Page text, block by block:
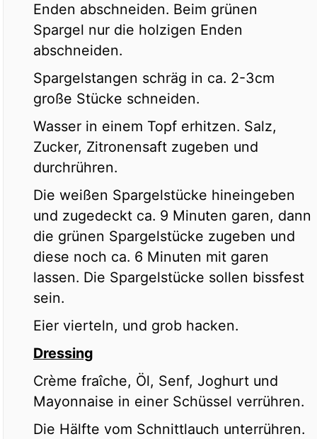
Enden abschneiden. Beim grünen
Spargel nur die holzigen Enden
abschneiden.
Spargelstangen schräg in ca. 2-3cm
große Stücke schneiden.
Wasser in einem Topf erhitzen. Salz,
Zucker, Zitronensaft zugeben und
durchrühren.
Die weißen Spargelstücke hineingeben
und zugedeckt ca. 9 Minuten garen, dann
die grünen Spargelstücke zugeben und
diese noch ca. 6 Minuten mit garen
lassen. Die Spargelstücke sollen bissfest
sein.
Eier vierteln, und grob hacken.
Dressing
Crème fraîche, Öl, Senf, Joghurt und
Mayonnaise in einer Schüssel verrühren.
Die Hälfte vom Schnittlauch unterrühren.